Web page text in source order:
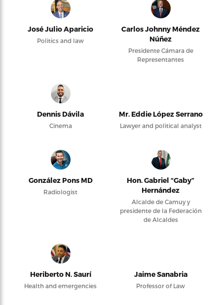
José Julio Aparicio
Politics and law
Carlos Johnny Méndez
Núñez
Presidente Cámara de
Representantes
Dennis Dávila
Cinema
Mr. Eddie López Serrano
Lawyer and political analyst
González Pons MD
Radiologist
Hon. Gabriel “Gaby”
Hernández
Alcalde de Camuy y
presidente de la Federación
de Alcaldes
Heriberto N. Saurí
Health and emergencies
Jaime Sanabria
Professor of Law